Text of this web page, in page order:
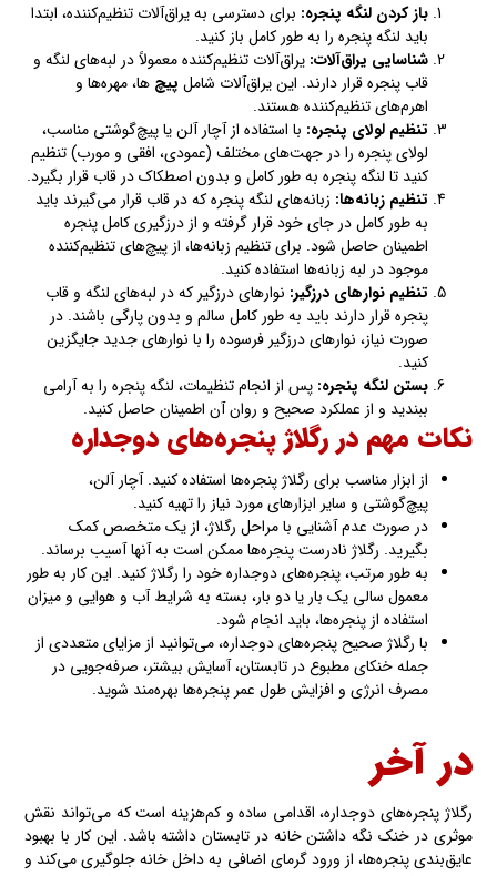
باز کردن لنگه پنجره: برای دسترسی به یراق‌آلات تنظیم‌کننده، ابتدا
باید لنگه پنجره را به طور کامل باز کنید.
شناسایی یراق‌آلات: یراق‌آلات تنظیم‌کننده معمولاً در لبه‌های لنگه و
قاب پنجره قرار دارند. این یراق‌آلات شامل پیچ‌ ها، مهره‌ها و
اهرم‌های تنظیم‌کننده هستند.
تنظیم لولای پنجره: با استفاده از آچار آلن یا پیچ‌گوشتی مناسب،
لولای پنجره را در جهت‌های مختلف (عمودی، افقی و مورب) تنظیم
کنید تا لنگه پنجره به طور کامل و بدون اصطکاک در قاب قرار بگیرد.
تنظیم زبانه‌ها: زبانه‌های لنگه پنجره که در قاب قرار می‌گیرند باید
به طور کامل در جای خود قرار گرفته و از درزگیری کامل پنجره
اطمینان حاصل شود. برای تنظیم زبانه‌ها، از پیچ‌های تنظیم‌کننده
موجود در لبه زبانه‌ها استفاده کنید.
تنظیم نوارهای درزگیر: نوارهای درزگیر که در لبه‌های لنگه و قاب
پنجره قرار دارند باید به طور کامل سالم و بدون پارگی باشند. در
صورت نیاز، نوارهای درزگیر فرسوده را با نوارهای جدید جایگزین
کنید.
بستن لنگه پنجره: پس از انجام تنظیمات، لنگه پنجره را به آرامی
ببندید و از عملکرد صحیح و روان آن اطمینان حاصل کنید.
نکات مهم در رگلاژ پنجره‌های دوجداره
از ابزار مناسب برای رگلاژ پنجره‌ها استفاده کنید. آچار آلن،
پیچ‌گوشتی و سایر ابزارهای مورد نیاز را تهیه کنید.
در صورت عدم آشنایی با مراحل رگلاژ، از یک متخصص کمک
بگیرید. رگلاژ نادرست پنجره‌ها ممکن است به آنها آسیب برساند.
به طور مرتب، پنجره‌های دوجداره خود را رگلاژ کنید. این کار به طور
معمول سالی یک بار یا دو بار، بسته به شرایط آب و هوایی و میزان
استفاده از پنجره‌ها، باید انجام شود.
با رگلاژ صحیح پنجره‌های دوجداره، می‌توانید از مزایای متعددی از
جمله خنکای مطبوع در تابستان، آسایش بیشتر، صرفه‌جویی در
مصرف انرژی و افزایش طول عمر پنجره‌ها بهره‌مند شوید.
در آخر
رگلاژ پنجره‌های دوجداره، اقدامی ساده و کم‌هزینه است که می‌تواند نقش
موثری در خنک نگه داشتن خانه در تابستان داشته باشد. این کار با بهبود
عایق‌بندی پنجره‌ها، از ورود گرمای اضافی به داخل خانه جلوگیری می‌کند و